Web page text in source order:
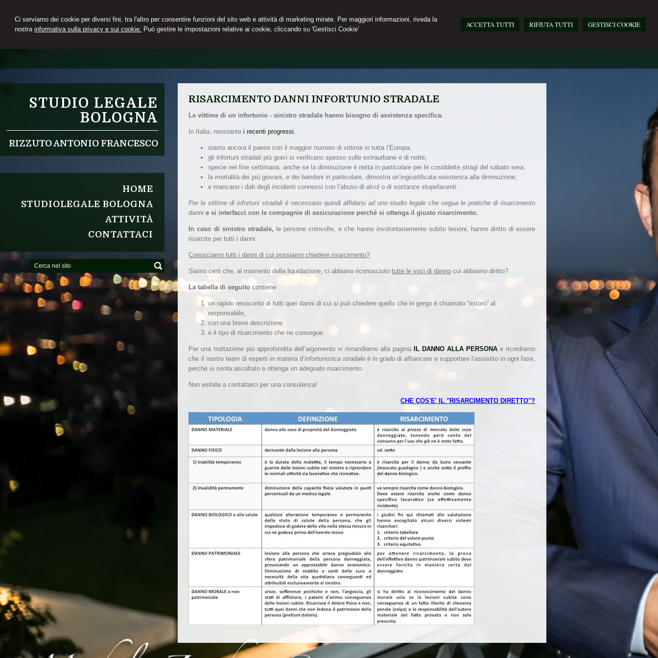
Ci serviamo dei cookie per diversi fini, tra l'altro per consentire funzioni del sito web e attività di marketing mirate. Per maggiori informazioni, riveda la
nostra informativa sulla privacy e sui cookie. Può gestire le impostazioni relative ai cookie, cliccando su 'Gestisci Cookie'
ACCETTA TUTTI RIFIUTA TUTTI GESTISCI COOKIE
STUDIO LEGALE
BOLOGNA
RIZZUTO ANTONIO FRANCESCO
HOME
STUDIOLEGALE BOLOGNA
ATTIVITÀ
CONTATTACI
RISARCIMENTO DANNI INFORTUNIO STRADALE
Le vittime di un infortunio - sinistro stradale hanno bisogno di assistenza specifica.
In Italia, nonstante i recenti progressi
siamo ancora il paese con il maggior numero di vittime in tutta l’Europa;
gli infortuni stradali più gravi si verificano spesso sulle extraurbane e di notte;
specie nei fine settimana, anche se la diminuzione è netta in particolare per le cosiddette stragi del sabato sera;
la mortalità dei più giovani, e dei bambini in particolare, dimostra un’ingiustificata resistenza alla diminuzione;
e mancano i dati degli incidenti connessi con l’abuso di alcol o di sostanze stupefacenti.
Per le vittime di infortuni stradali é necessario quindi affidarsi ad uno studio legale che segua le pratiche di risarcimento
dannie si interfacci con le compagnie di assicurazione perché si ottenga il giusto risarcimento.
In caso di sinistro stradale, le persone coinvolte, e che hanno involontariamente subito lesioni, hanno diritto di essere
risarcite per tutti i danni.
Conosciamo tutti i danni di cui possiamo chiedere risarcimento?
Siamo certi che, al momento della liquidazione, ci abbiano riconosciutotutte le voci di danno cui abbiamo diritto?
La tabella di seguito contiene
un rapido resoconto di tutti quei danni di cui si può chiedere quello che in gergo è chiamato “ristoro” al
responsabile,
con una breve descrizione
e il tipo di risarcimento che ne consegue.
Per una trattazione più approfondita dell’argomento vi rimandiamo alla pagina IL DANNO ALLA PERSONAe ricordiamo
che il nostro team di esperti in materia d’infortunistica stradale è in grado di affiancare e supportare l’assistito in ogni fase,
perché si senta ascoltato e ottenga un adeguato risarcimento.
Non esitate a contattarci per una consulenza!
CHE COS'E' IL "RISARCIMENTO DIRETTO"?